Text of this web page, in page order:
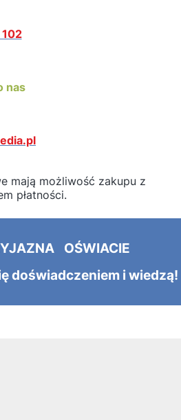
nas
mają możliwość zakupu z
płatności.
OŚWIACIE
doświadczeniem i wiedzą!